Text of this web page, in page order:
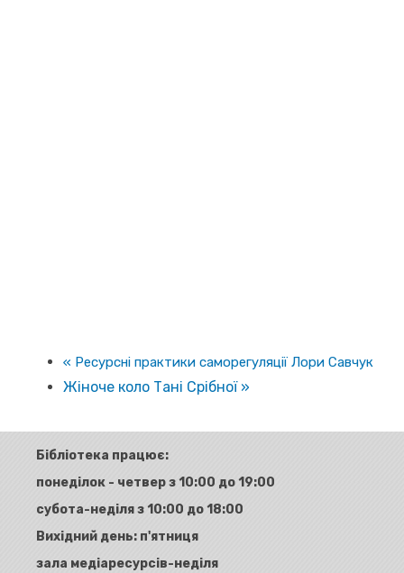
« Ресурсні практики саморегуляції Лори Савчук
Жіноче коло Тані Срібної »
Бібліотека працює:
понеділок - четвер з 10:00 до 19:00
субота-неділя з 10:00 до 18:00
Вихідний день: п'ятниця
зала медіаресурсів-неділя